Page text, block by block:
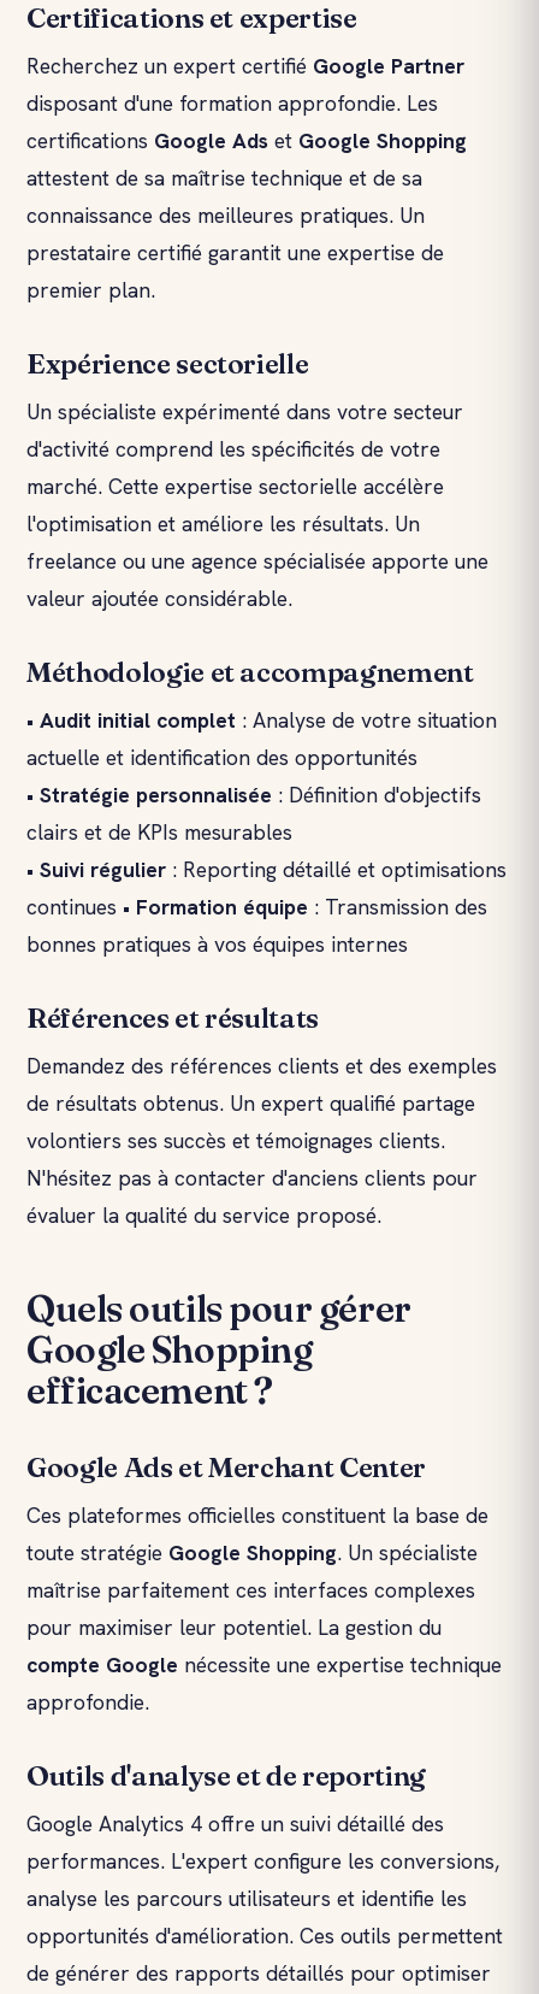
Certifications et expertise
Recherchez un expert certifié Google Partner
disposant d'une formation approfondie. Les
certifications Google Ads et Google Shopping
attestent de sa maîtrise technique et de sa
connaissance des meilleures pratiques. Un
prestataire certifié garantit une expertise de
premier plan.
Expérience sectorielle
Un spécialiste expérimenté dans votre secteur
d'activité comprend les spécificités de votre
marché. Cette expertise sectorielle accélère
l'optimisation et améliore les résultats. Un
freelance ou une agence spécialisée apporte une
valeur ajoutée considérable.
Méthodologie et accompagnement
• Audit initial complet : Analyse de votre situation
actuelle et identification des opportunités
• Stratégie personnalisée : Définition d'objectifs
clairs et de KPIs mesurables
• Suivi régulier : Reporting détaillé et optimisations
continues • Formation équipe : Transmission des
bonnes pratiques à vos équipes internes
Références et résultats
Demandez des références clients et des exemples
de résultats obtenus. Un expert qualifié partage
volontiers ses succès et témoignages clients.
N'hésitez pas à contacter d'anciens clients pour
évaluer la qualité du service proposé.
Quels outils pour gérer
Google Shopping
efficacement ?
Google Ads et Merchant Center
Ces plateformes officielles constituent la base de
toute stratégie Google Shopping. Un spécialiste
maîtrise parfaitement ces interfaces complexes
pour maximiser leur potentiel. La gestion du
compte Google nécessite une expertise technique
approfondie.
Outils d'analyse et de reporting
Google Analytics 4 offre un suivi détaillé des
performances. L'expert configure les conversions,
analyse les parcours utilisateurs et identifie les
opportunités d'amélioration. Ces outils permettent
de générer des rapports détaillés pour optimiser